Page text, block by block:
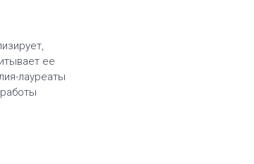
ее
лауреаты